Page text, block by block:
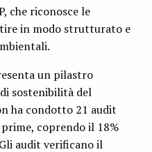
che riconosce le
in modo strutturato e
un pilastro
sostenibilità del
ha condotto 21 audit
coprendo il 18%
audit verificano il